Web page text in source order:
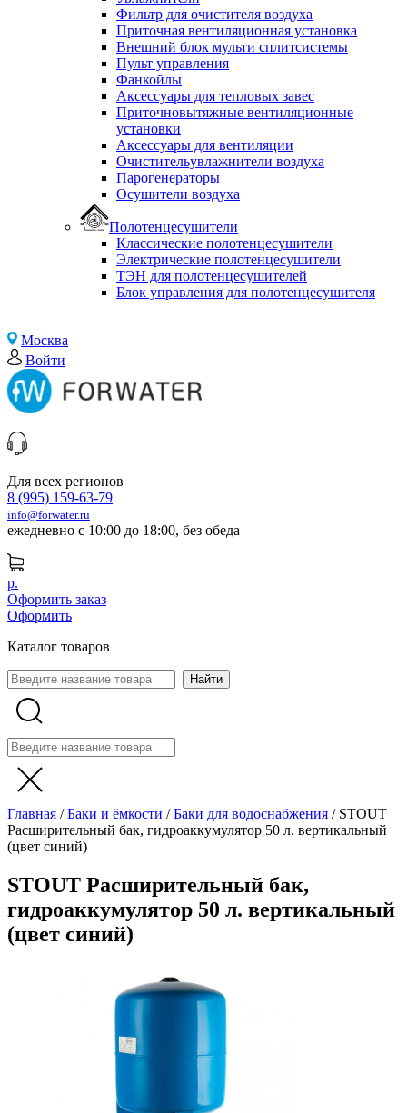
Фильтр для очистителя воздуха
Приточная вентиляционная установка
Внешний блок мульти сплитсистемы
Пульт управления
Фанкойлы
Аксессуары для тепловых завес
Приточновытяжные вентиляционные
установки
Аксессуары для вентиляции
Очистительувлажнители воздуха
Парогенераторы
Осушители воздуха
Полотенцесушители
Классические полотенцесушители
Электрические полотенцесушители
ТЭН для полотенцесушителей
Блок управления для полотенцесушителя
Москва
Войти
Для всех регионов
8 (995) 159-63-79
info@forwater.ru
ежедневно с 10:00 до 18:00, без обеда
р.
Оформить заказ
Оформить
Каталог товаров
Главная /Баки и ёмкости /Баки для водоснабжения / STOUT
Расширительный бак, гидроаккумулятор 50 л. вертикальный
(цвет синий)
STOUT Расширительный бак,
гидроаккумулятор 50 л. вертикальный
(цвет синий)